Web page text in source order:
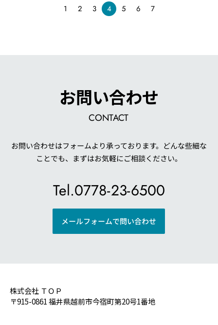
1 2 3 4 5 6 7
お問い合わせ
CONTACT
お問い合わせはフォームより承っております。 どんな些細な
ことでも、まずはお気軽にご相談ください。
Tel.0778-23-6500
メールフォームで問い合わせ
株式会社 ＴＯＰ
〒915-0861 福井県越前市今宿町第20号1番地